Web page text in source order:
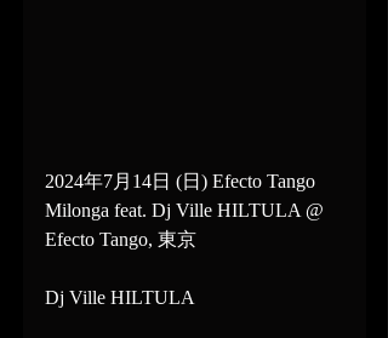
2024年7月14日 (日) Efecto Tango
Milonga feat. Dj Ville HILTULA @
Efecto Tango, 東京
Dj Ville HILTULA